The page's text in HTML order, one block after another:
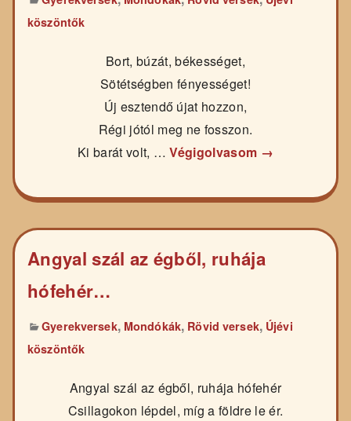
köszöntők
Bort, búzát, békességet,
Sötétségben fényességet!
Új esztendő újat hozzon,
Régi jótól meg ne fosszon.
Ki barát volt, …Végigolvasom →
Angyal szál az égből, ruhája
hófehér…
Gyerekversek, Mondókák, Rövid versek, Újévi
köszöntők
Angyal szál az égből, ruhája hófehér
Csillagokon lépdel, míg a földre le ér.